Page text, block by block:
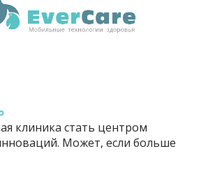
клиника стать центром
Может, если больше